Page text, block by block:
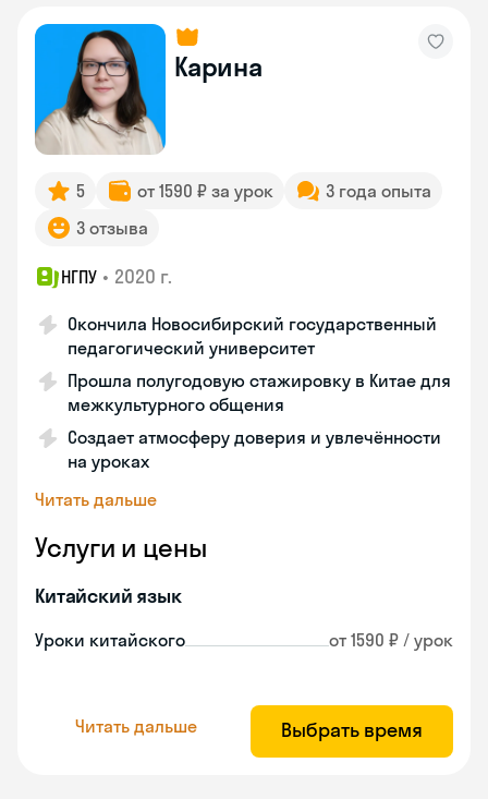
Карина
5 от 1590 ₽ за урок
3 года опыта
3 отзыва
НГПУ • 2020 г.
Окончила Новосибирский государственный
педагогический университет
Прошла полугодовую стажировку в Китае для
межкультурного общения
Создает атмосферу доверия и увлечённости
на уроках
Читать дальше
Услуги и цены
Китайский язык
Уроки китайского от 1590 ₽ / урок
Читать дальше Выбрать время